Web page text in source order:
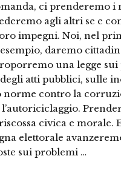
ci prenderemo i
agli altri se e
impegni. Noi, nel
daremo
una legge sui
atti pubblici, sulle
contro la
civica e morale.
elettorale
sui problemi …